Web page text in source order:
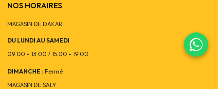
NOS HORAIRES
MAGASIN DE DAKAR
DU LUNDI AU SAMEDI
09:00 - 13:00 / 15:00 - 19:00
DIMANCHE : Fermé
MAGASIN DE SALY